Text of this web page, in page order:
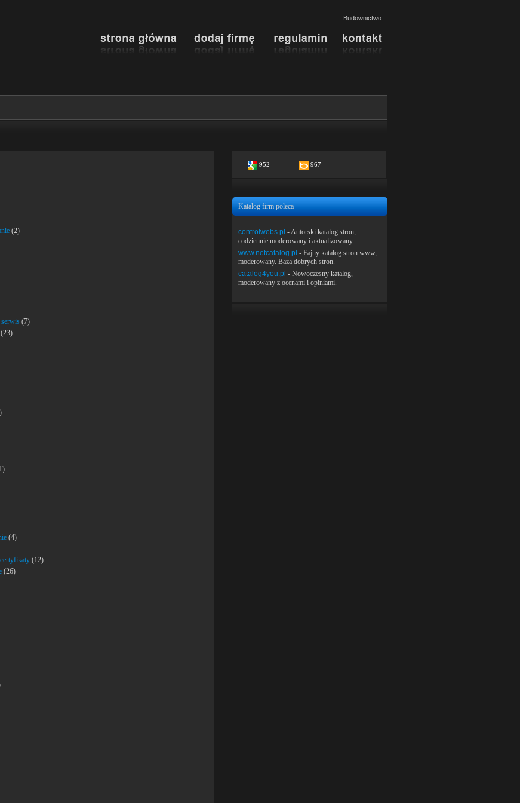
Budownictwo
(2)
serwis (7)
(23)
(4)
(12)
(26)
952 967
Katalog firm poleca
controlwebs.pl - Autorski katalog stron,
codziennie moderowany i aktualizowany.
www.netcatalog.pl - Fajny katalog stron www,
moderowany. Baza dobrych stron.
catalog4you.pl - Nowoczesny katalog,
moderowany z ocenami i opiniami.